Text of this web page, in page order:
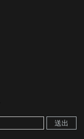
送出